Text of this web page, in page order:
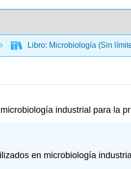
Libro: Microbiología (Sin
industrial para la
en microbiología